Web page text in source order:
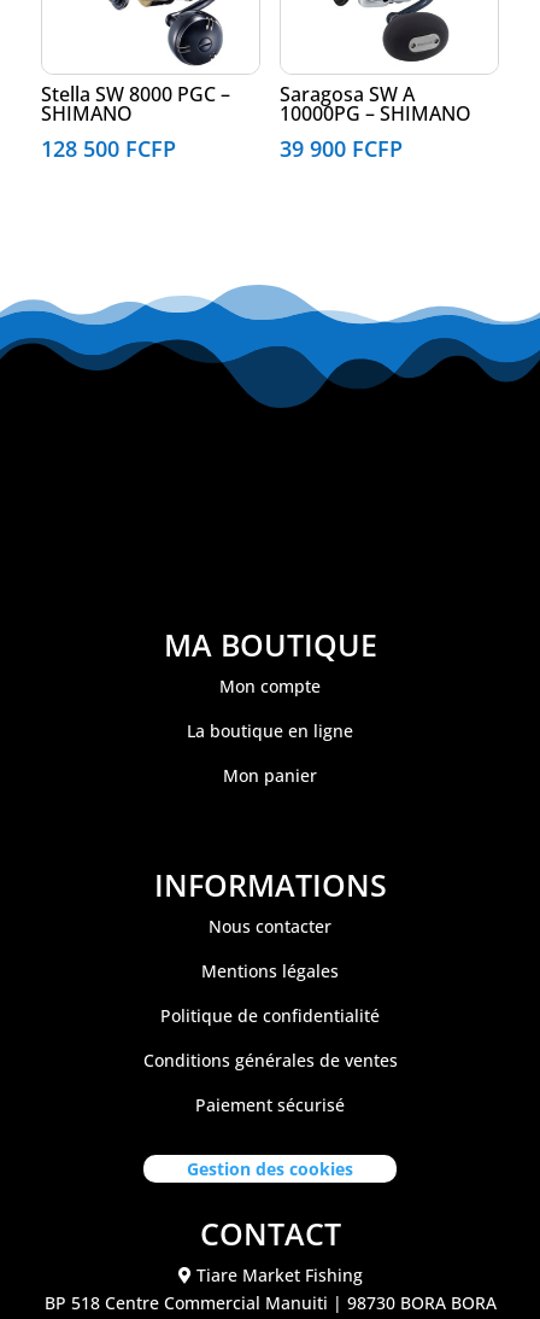
Stella SW 8000 PGC –
SHIMANO
128 500 FCFP
Saragosa SW A
10000PG – SHIMANO
39 900 FCFP
MA BOUTIQUE
Mon compte
La boutique en ligne
Mon panier
INFORMATIONS
Nous contacter
Mentions légales
Politique de confidentialité
Conditions générales de ventes
Paiement sécurisé
Gestion des cookies
CONTACT
Tiare Market Fishing
BP 518 Centre Commercial Manuiti | 98730 BORA BORA